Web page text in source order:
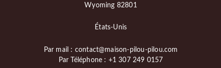
Wyoming 82801
États-Unis
Par mail : contact@maison-pilou-pilou.com
Par Téléphone : +1 307 249 0157